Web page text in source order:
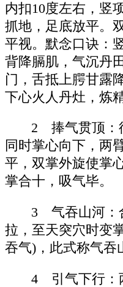
内扣10度左右，竖
抓地，足底放平。
平视。默念口诀：
背降膈肌，气沉丹
门，舌抵上腭甘露
下心火人丹灶，炼
2 捧气贯顶：
同时掌心向下，两
平，双掌外旋使掌
掌合十，吸气毕。
3 气吞山河：
拉，至天突穴时变
吞气)，此式称气吞
4 引气下行：